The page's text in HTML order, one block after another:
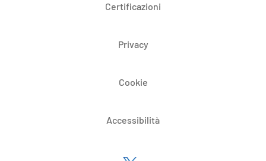
Certificazioni
Privacy
Cookie
Accessibilità